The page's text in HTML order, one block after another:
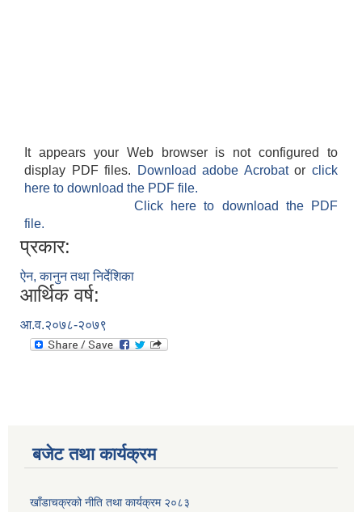
It appears your Web browser is not configured to
display PDF files.
Download adobe Acrobatorclick
here to download the PDF file.
Click here to download the PDF
file.
प्रकार:
ऐन, कानुन तथा निर्देशिका
आर्थिक वर्ष:
आ.व.२०७८-२०७९
बजेट तथा कार्यक्रम
खाँडाचक्रको नीति तथा कार्यक्रम २०८३